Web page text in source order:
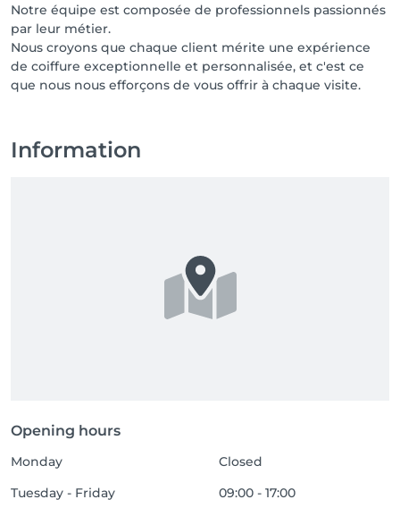
Notre équipe est composée de professionnels passionnés
par leur métier.
Nous croyons que chaque client mérite une expérience
de coiffure exceptionnelle et personnalisée, et c'est ce
que nous nous efforçons de vous offrir à chaque visite.
Information
Opening hours
Monday
Closed
Tuesday - Friday
09:00 - 17:00